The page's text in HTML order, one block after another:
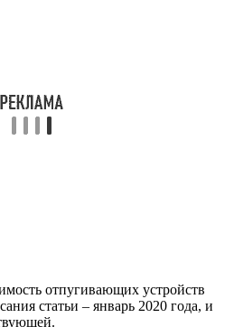
отпугивающих устройств
статьи – январь 2020 года, и